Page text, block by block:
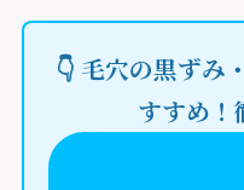
👇 毛穴の黒ずみ ・
すすめ！